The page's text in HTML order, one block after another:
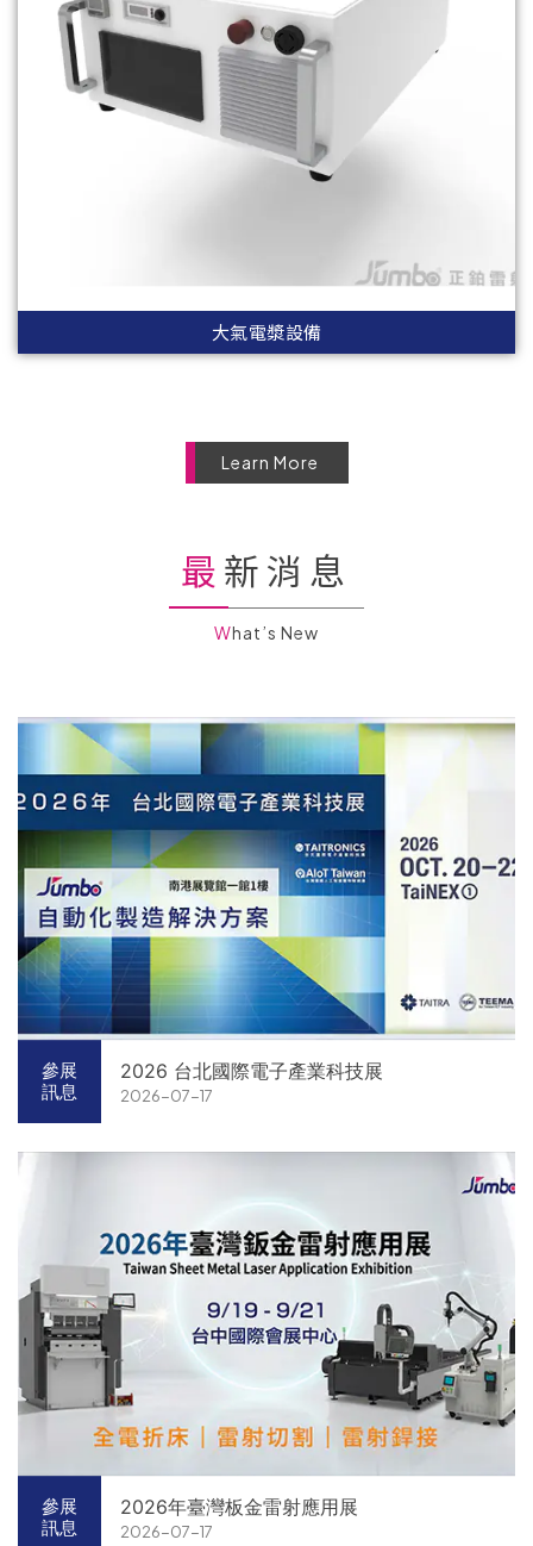
大氣電漿設備
Learn More
最新消息
What’s New
參展
訊息
2026 台北國際電子產業科技展
2026-07-17
參展
訊息
2026年臺灣板金雷射應用展
2026-07-17